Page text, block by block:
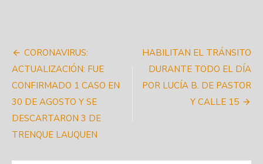
Navegación
de
entradas
CORONAVIRUS:
ACTUALIZACIÓN: FUE
CONFIRMADO 1 CASO EN
30 DE AGOSTO Y SE
DESCARTARON 3 DE
TRENQUE LAUQUEN
HABILITAN EL TRÁNSITO
DURANTE TODO EL DÍA
POR LUCÍA B. DE PASTOR
Y CALLE 15